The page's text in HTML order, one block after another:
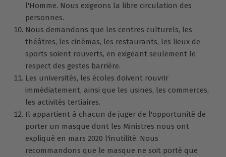
l'Homme. Nous exigeons la libre circulation des
personnes.
Nous demandons que les centres culturels, les
théâtres, les cinémas, les restaurants, les lieux de
sports soient rouverts, en exigeant seulement le
respect des gestes barrière.
Les universités, les écoles doivent rouvrir
immédiatement, ainsi que les usines, les commerces,
les activités tertiaires.
Il appartient à chacun de juger de l'opportunité de
porter un masque dont les Ministres nous ont
expliqué en mars 2020 l'inutilité. Nous
recommandons que le masque ne soit porté que